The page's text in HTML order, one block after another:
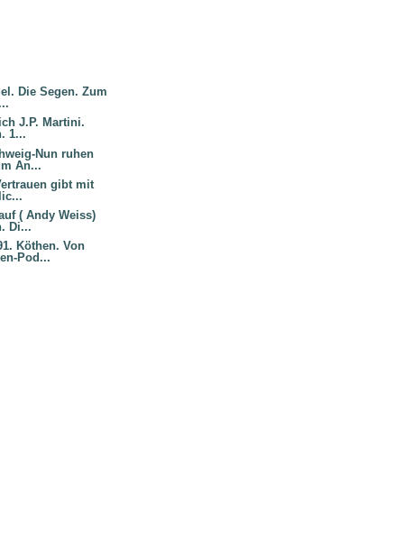
Die Segen. Zum
J.P. Martini.
1...
Nun ruhen
An...
gibt mit
( Andy Weiss)
Di...
Köthen. Von
Pod...